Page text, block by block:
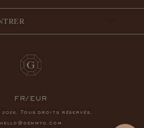
FR/EUR
2026 . Tous droits réservés.
hello@gemmyo.com